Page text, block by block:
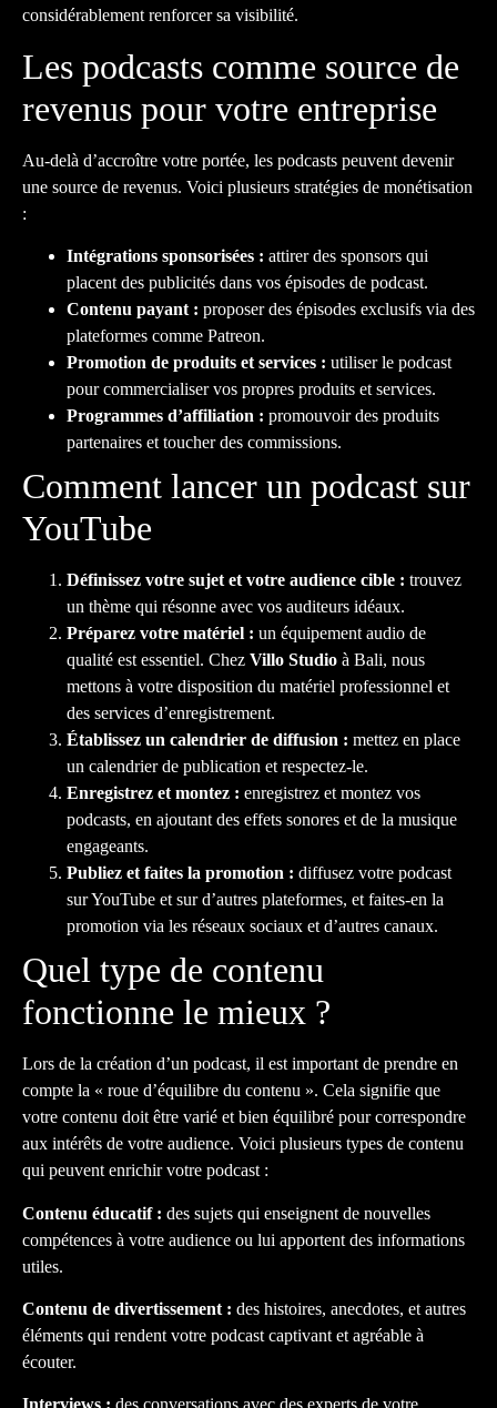
considérablement renforcer sa visibilité.
Les podcasts comme source de
revenus pour votre entreprise
Au-delà d’accroître votre portée, les podcasts peuvent devenir
une source de revenus. Voici plusieurs stratégies de monétisation
:
Intégrations sponsorisées : attirer des sponsors qui
placent des publicités dans vos épisodes de podcast.
Contenu payant : proposer des épisodes exclusifs via des
plateformes comme Patreon.
Promotion de produits et services : utiliser le podcast
pour commercialiser vos propres produits et services.
Programmes d’affiliation : promouvoir des produits
partenaires et toucher des commissions.
Comment lancer un podcast sur
YouTube
Définissez votre sujet et votre audience cible : trouvez
un thème qui résonne avec vos auditeurs idéaux.
Préparez votre matériel : un équipement audio de
qualité est essentiel. Chez Villo Studio à Bali, nous
mettons à votre disposition du matériel professionnel et
des services d’enregistrement.
Établissez un calendrier de diffusion : mettez en place
un calendrier de publication et respectez-le.
Enregistrez et montez : enregistrez et montez vos
podcasts, en ajoutant des effets sonores et de la musique
engageants.
Publiez et faites la promotion : diffusez votre podcast
sur YouTube et sur d’autres plateformes, et faites-en la
promotion via les réseaux sociaux et d’autres canaux.
Quel type de contenu
fonctionne le mieux ?
Lors de la création d’un podcast, il est important de prendre en
compte la « roue d’équilibre du contenu ». Cela signifie que
votre contenu doit être varié et bien équilibré pour correspondre
aux intérêts de votre audience. Voici plusieurs types de contenu
qui peuvent enrichir votre podcast :
Contenu éducatif : des sujets qui enseignent de nouvelles
compétences à votre audience ou lui apportent des informations
utiles.
Contenu de divertissement : des histoires, anecdotes, et autres
éléments qui rendent votre podcast captivant et agréable à
écouter.